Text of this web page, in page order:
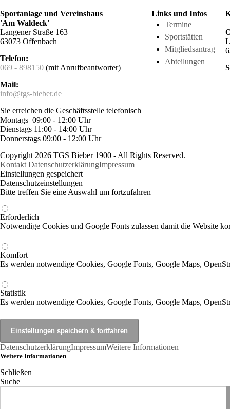
Sportanlage und Vereinshaus
'Am Waldeck'
Langener Straße 163
63073 Offenbach
Telefon:
069 - 898150 (mit Anrufbeantworter)
Mail:
info@tgs-bieber.de
Sie erreichen die Geschäftsstelle telefonisch
Montags 09:00 - 12:00 Uhr
Dienstags 11:00 - 14:00 Uhr
Donnerstags 09:00 - 12:00 Uhr
Links und Infos
Termine
Sportstätten
Mitgliedsantrag
Abteilungen
Copyright 2026 TGS Bieber 1900 - All Rights Reserved.
Kontakt DatenschutzerklärungImpressum
Einstellungen gespeichert
Datenschutzeinstellungen
Bitte treffen Sie eine Auswahl um fortzufahren
Erforderlich
Notwendige Cookies und Google Fonts zulassen damit die Website
Komfort
Es werden notwendige Cookies, Google Fonts, Google Maps,
Statistik
Es werden notwendige Cookies, Google Fonts, Google Maps,
DatenschutzerklärungImpressumWeitere Informationen
Weitere Informationen
Schließen
Suche